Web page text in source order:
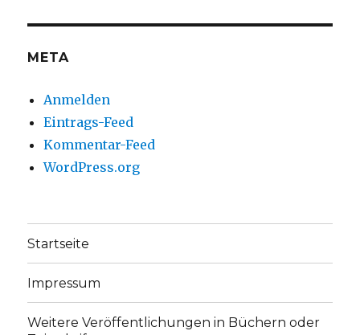
anzeigenanzeigen
META
Anmelden
Eintrags-Feed
Kommentar-Feed
WordPress.org
Startseite
Impressum
Weitere Veröffentlichungen in Büchern oder